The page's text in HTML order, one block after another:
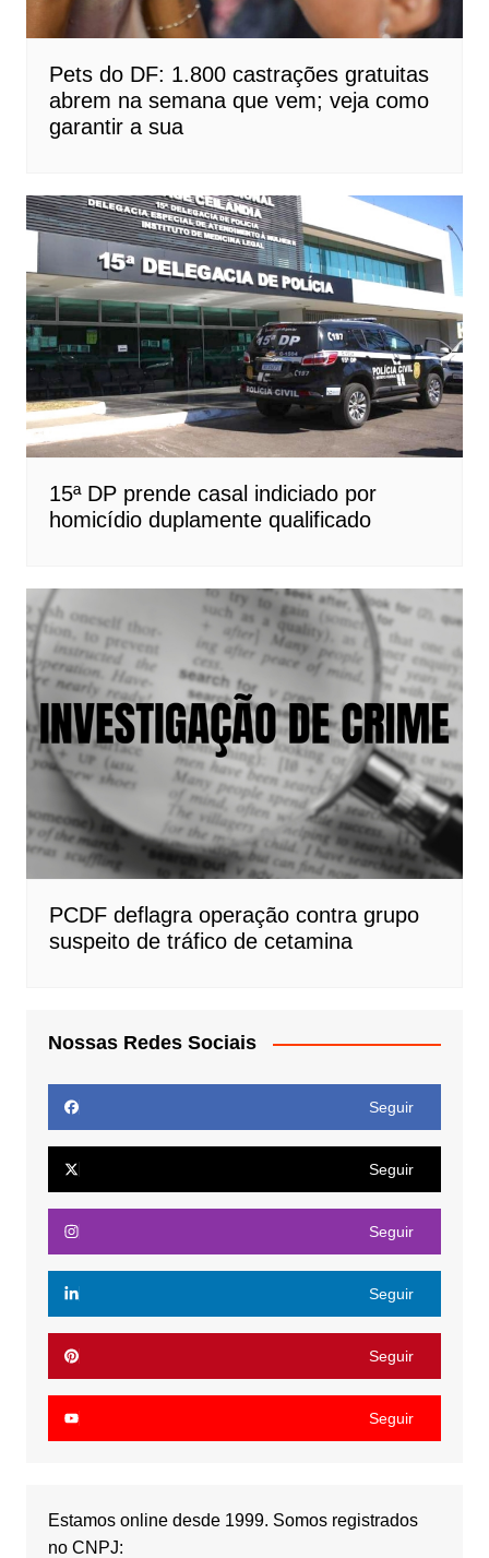
Pets do DF: 1.800 castrações gratuitas
abrem na semana que vem; veja como
garantir a sua
15ª DP prende casal indiciado por
homicídio duplamente qualificado
PCDF deflagra operação contra grupo
suspeito de tráfico de cetamina
Nossas Redes Sociais
Seguir
Seguir
Seguir
Seguir
Seguir
Seguir
Estamos online desde 1999. Somos registrados
no CNPJ: